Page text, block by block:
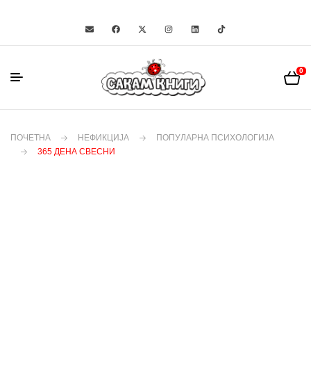
0
ПОЧЕТНА НЕФИКЦИЈА
ПОПУЛАРНА ПСИХОЛОГИЈА
365 ДЕНА СВЕСНИ